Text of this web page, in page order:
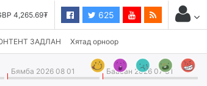
USD 3,496.90₮
4,265.69₮ 625
ЗАДЛАН Хятад орноор
Бямба 2026 08 01 Баасан 2026 07 31